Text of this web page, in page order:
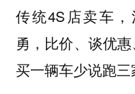
传统4S店卖车
勇，比价、谈优
买一辆车少说跑三